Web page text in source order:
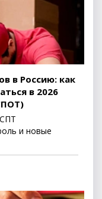
в Россию: как
в 2026
и новые